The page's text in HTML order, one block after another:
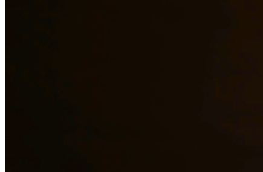
Los cargos por drogas pueden resultar en penas graves que
de drogas y trabajan para proteger sus derechos. Manejamos